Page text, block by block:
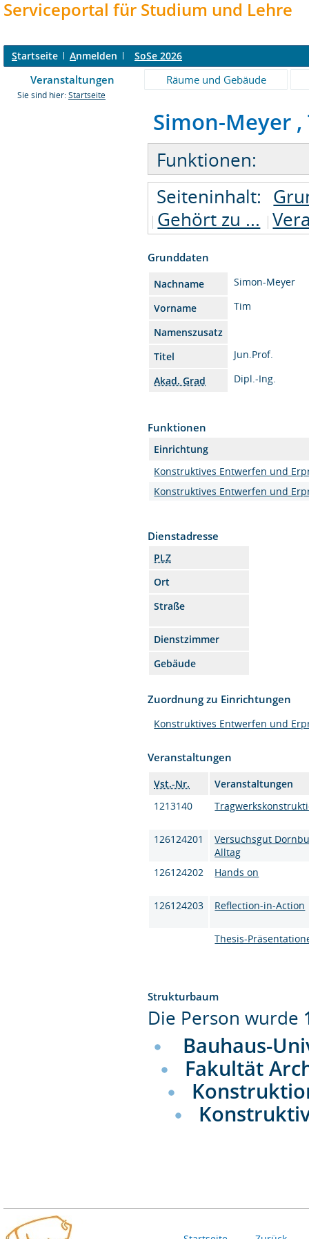
Serviceportal für Studium und Lehre
Startseite Anmelden SoSe 2026
Veranstaltungen Räume und Gebäude
Sie sind hier: Startseite
Simon-Meyer
Funktionen:
Seiteninhalt:
Gehört zu ...
Grunddaten
Nachname
Simon-Meyer
Vorname
Tim
Namenszusatz
Titel
Jun.Prof.
Akad. Grad
Dipl.-Ing.
Funktionen
Einrichtung
Konstruktives Entwerfen und
Konstruktives Entwerfen und
Dienstadresse
PLZ
Ort
Straße
Dienstzimmer
Gebäude
Zuordnung zu Einrichtungen
Konstruktives Entwerfen und
Veranstaltungen
Vst.-Nr.
Veranstaltungen
1213140
126124201
Versuchsgut
Alltag
126124202
Hands on
126124203 Reflection-in-Action
Thesis-
Strukturbaum
Die Person wurde
Bauhaus-
Fakultät